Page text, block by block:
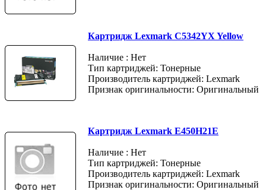
Картридж Lexmark C5342YX Yellow
Наличие : Нет
Тип картриджей: Тонерные
Производитель картриджей: Lexmark
Признак оригинальности: Оригинальный
Картридж Lexmark E450H21E
Наличие : Нет
Тип картриджей: Тонерные
Производитель картриджей: Lexmark
Признак оригинальности: Оригинальный